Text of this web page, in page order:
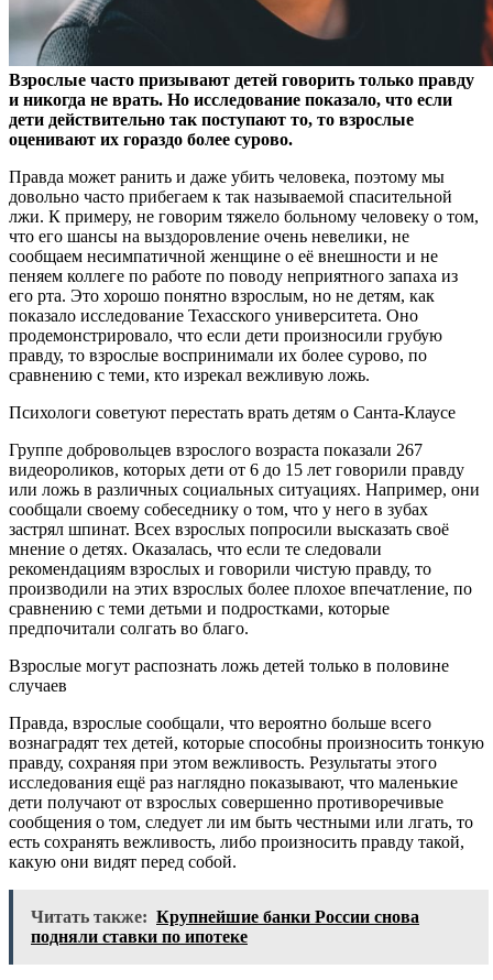
Взрослые часто призывают детей говорить только правду
и никогда не врать. Но исследование показало, что если
дети действительно так поступают то, то взрослые
оценивают их гораздо более сурово.
Правда может ранить и даже убить человека, поэтому мы
довольно часто прибегаем к так называемой спасительной
лжи. К примеру, не говорим тяжело больному человеку о том,
что его шансы на выздоровление очень невелики, не
сообщаем несимпатичной женщине о её внешности и не
пеняем коллеге по работе по поводу неприятного запаха из
его рта. Это хорошо понятно взрослым, но не детям, как
показало исследование Техасского университета. Оно
продемонстрировало, что если дети произносили грубую
правду, то взрослые воспринимали их более сурово, по
сравнению с теми, кто изрекал вежливую ложь.
Психологи советуют перестать врать детям о Санта-Клаусе
Группе добровольцев взрослого возраста показали 267
видеороликов, которых дети от 6 до 15 лет говорили правду
или ложь в различных социальных ситуациях. Например, они
сообщали своему собеседнику о том, что у него в зубах
застрял шпинат. Всех взрослых попросили высказать своё
мнение о детях. Оказалась, что если те следовали
рекомендациям взрослых и говорили чистую правду, то
производили на этих взрослых более плохое впечатление, по
сравнению с теми детьми и подростками, которые
предпочитали солгать во благо.
Взрослые могут распознать ложь детей только в половине
случаев
Правда, взрослые сообщали, что вероятно больше всего
вознаградят тех детей, которые способны произносить тонкую
правду, сохраняя при этом вежливость. Результаты этого
исследования ещё раз наглядно показывают, что маленькие
дети получают от взрослых совершенно противоречивые
сообщения о том, следует ли им быть честными или лгать, то
есть сохранять вежливость, либо произносить правду такой,
какую они видят перед собой.
Читать также: Крупнейшие банки России снова
подняли ставки по ипотеке